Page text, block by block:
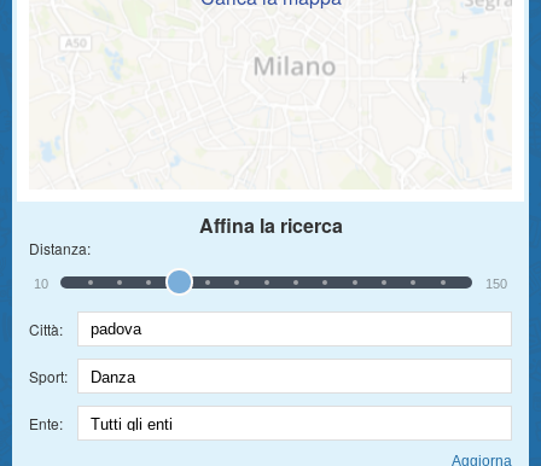
Affina la ricerca
Distanza:
10 150
Città:
Sport:
Ente: